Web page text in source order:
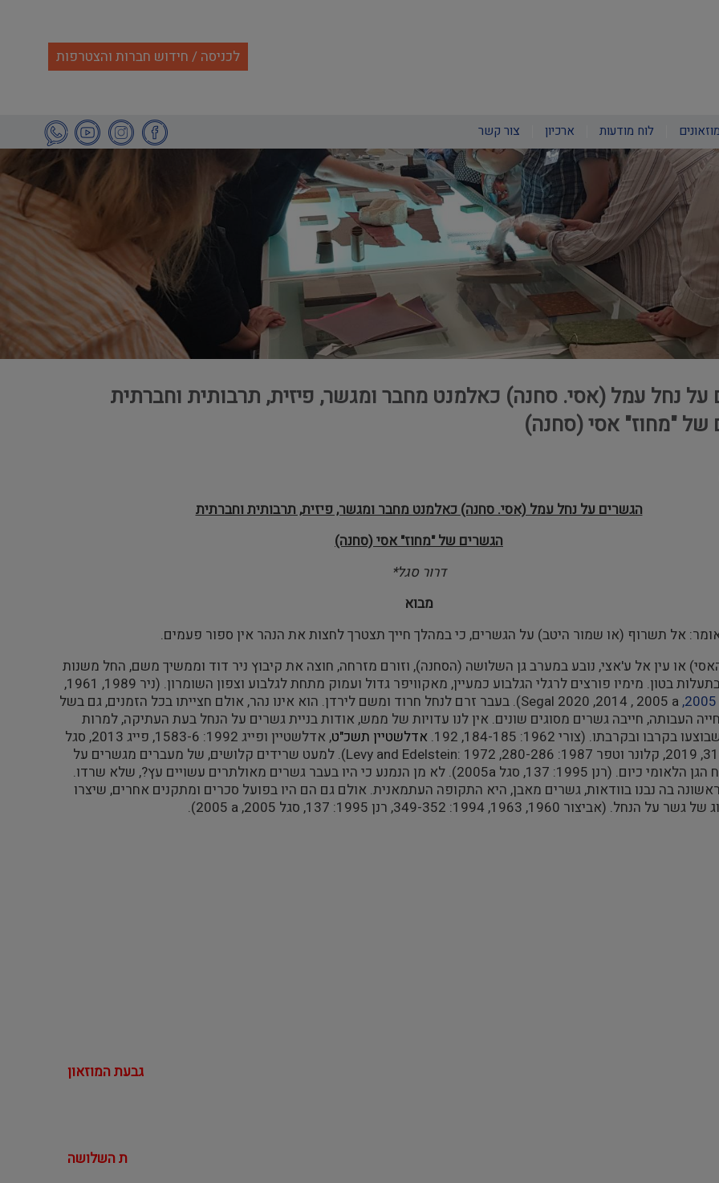
לכניסה / חידוש חברות והצטרפות
לוח מודעות ארכיון צור קשר
על נחל עמל (אסי. סחנה) כאלמנט מחבר ומגשר, פיזית, תרבותית וחברתית
של "מחוז" אסי (סחנה)
הגשרים על נחל עמל (אסי. סחנה) כאלמנט מחבר ומגשר, פיזית, תרבותית וחברתית
הגשרים של "מחוז" אסי (סחנה)
דרור סגל*
מבוא
אל תשרוף (או שמור היטב) על הגשרים, כי במהלך חייך תצטרך לחצות את הנהר אין ספור פעמים.
או עין אל ע'אצי, נובע במערב גן השלושה (הסחנה), וזורם מזרחה, חוצה את קיבוץ ניר דוד וממשיך משם, החל משנות
החמישים, בתעלות בטון. מימיו פורצים לרגלי הגלבוע כמעיין, מאקוויפר גדול ועמוק מתחת לגלבוע וצפון השומרון. (ניר 1989, 1961,
2005,
a
2005
, 2014
Segal 2020 ,). בעבר זרם לנחל חרוד ומשם לירדן. הוא אינו נהר, אולם חצייתו בכל הזמנים, גם בשל
העבותה, חייבה גשרים מסוגים שונים. אין לנו עדויות של ממש, אודות בניית גשרים על הנחל בעת העתיקה, למרות
ובקרבתו. (צורי 1962: 184-185, 192.
אדלשטיין תשכ"ט
, אדלשטיין ופייג 1992: 1583-6, פייג 2013, סגל
Levy and Edelstein: 1972). למעט שרידים קלושים, של מעברים מגשרים על
כיום. (רנן 1995: 137, סגל
a
2005). לא מן הנמנע כי היו בעבר גשרים מאולתרים עשויים עץ?, שלא שרדו.
בה נבנו בוודאות, גשרים מאבן, היא התקופה העתמאנית. אולם גם הם היו בפועל סכרים ומתקנים אחרים, שיצרו
(אביצור 1960, 1963, 1994: 349-352, רנן 1995: 137, סגל 2005,
a
2005).
גבעת המוזאון
ת השלושה